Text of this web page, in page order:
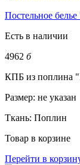
Постельное
Есть в наличии
4962 б
КПБ из поплина
Размер: не указан
Ткань: Поплин
Товар в корзине
Перейти в